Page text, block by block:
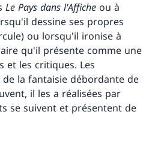
Le Pays dans l'Affiche ou à
dessine ses propres
ou lorsqu'il ironise à
qu'il présente comme une
et les critiques. Les
la fantaisie débordante de
il les a réalisées par
se suivent et présentent de